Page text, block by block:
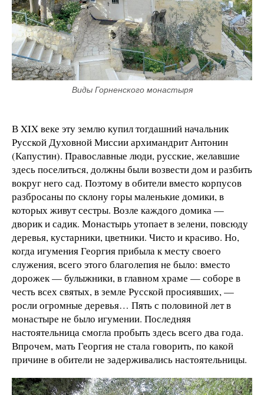
Виды Горненского монастыря
В XIX веке эту землю купил тогдашний начальник
Русской Духовной Миссии архимандрит Антонин
(Капустин). Православные люди, русские, желавшие
здесь поселиться, должны были возвести дом и разбить
вокруг него сад. Поэтому в обители вместо корпусов
разбросаны по склону горы маленькие домики, в
которых живут сестры. Возле каждого домика —
дворик и садик. Монастырь утопает в зелени, повсюду
деревья, кустарники, цветники. Чисто и красиво. Но,
когда игумения Георгия прибыла к месту своего
служения, всего этого благолепия не было: вместо
дорожек — булыжники, в главном храме — соборе в
честь всех святых, в земле Русской просиявших, —
росли огромные деревья… Пять с половиной лет в
монастыре не было игумении. Последняя
настоятельница смогла пробыть здесь всего два года.
Впрочем, мать Георгия не стала говорить, по какой
причине в обители не задерживались настоятельницы.